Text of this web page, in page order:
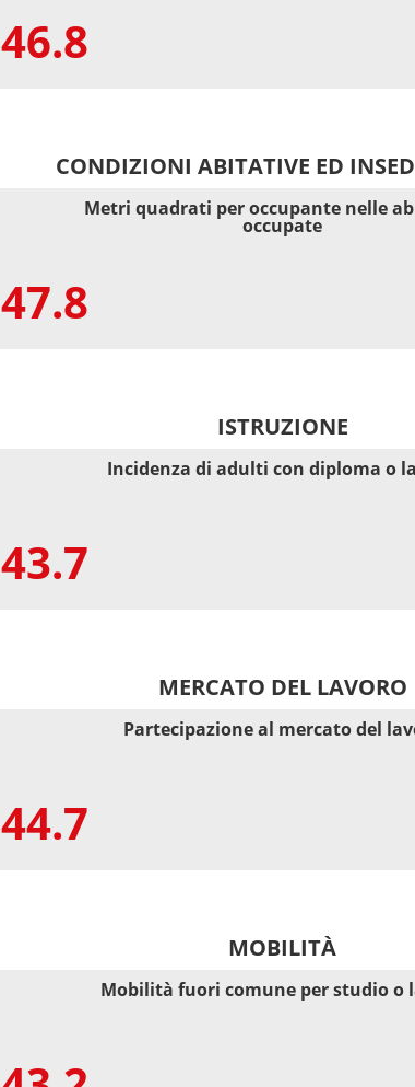
46.8
CONDIZIONI ABITATIVE ED
47.8
Metri quadrati per occupante nelle
occupate
ISTRUZIONE
43.7
Incidenza di adulti con diploma o
MERCATO DEL LAVORO
44.7
Partecipazione al mercato del
MOBILITÀ
Mobilità fuori comune per studio o